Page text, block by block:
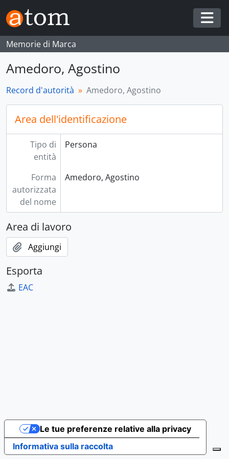
Skip to main content
Memorie di Marca
Amedoro, Agostino
Record d'autorità Amedoro, Agostino
Area dell'identificazione
Tipo di
entità
Persona
Forma
autorizzata
del nome
Amedoro, Agostino
Area di lavoro
Aggiungi
Esporta
EAC
Informativa sulla raccolta
Le tue preferenze relative alla privacy